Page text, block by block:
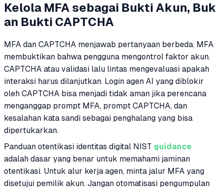
Kelola MFA sebagai Bukti Akun, Buk
an Bukti CAPTCHA
MFA dan CAPTCHA menjawab pertanyaan berbeda. MFA
membuktikan bahwa pengguna mengontrol faktor akun.
CAPTCHA atau validasi lalu lintas mengevaluasi apakah
interaksi harus dilanjutkan. Login agen AI yang diblokir
oleh CAPTCHA bisa menjadi tidak aman jika perencana
menganggap prompt MFA, prompt CAPTCHA, dan
kesalahan kata sandi sebagai penghalang yang bisa
dipertukarkan.
Panduan otentikasi identitas digital NIST guidance
adalah dasar yang benar untuk memahami jaminan
otentikasi. Untuk alur kerja agen, minta jalur MFA yang
disetujui pemilik akun. Jangan otomatisasi pengumpulan